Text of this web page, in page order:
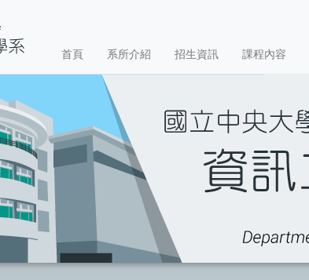
首頁 系所介紹 招生資訊 課程內容